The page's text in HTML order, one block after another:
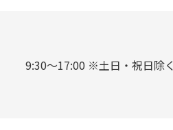
9:30～17:00 ※土日・祝日除く